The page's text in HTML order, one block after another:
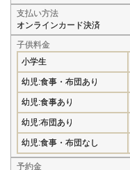
支払い方法
オンラインカード決済
子供料金
小学生
幼児:食事・布団あり
幼児:食事あり
幼児:布団あり
幼児:食事・布団なし
予約金